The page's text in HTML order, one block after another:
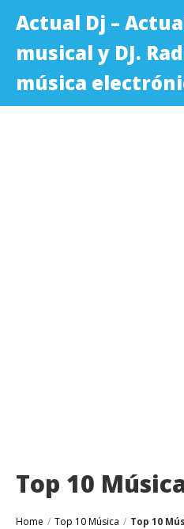
Actual Dj –
musical y DJ.
música
Top 10
Home / Top 10 Música / Top 10